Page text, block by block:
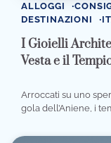
ALLOGGI
DESTINAZIONI
I Gioielli
Vesta e il
Arroccati su uno
gola dell’Aniene, i